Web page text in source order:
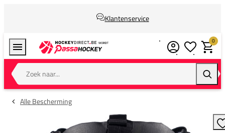
Klantenservice
Zoek naar...
0
Alle Bescherming